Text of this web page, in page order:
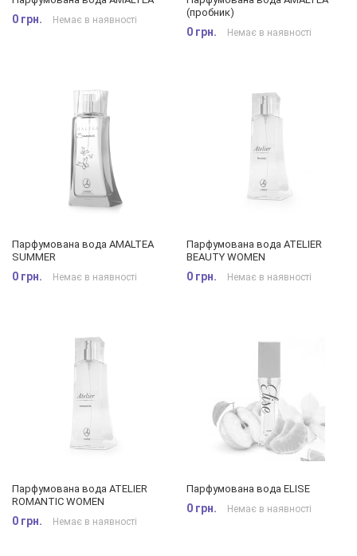
0 грн. Немає в наявності
(пробник)
0 грн. Немає в наявності
Парфумована вода AMALTEA
SUMMER
0 грн. Немає в наявності
Парфумована вода ATELIER
BEAUTY WOMEN
0 грн. Немає в наявності
Парфумована вода ATELIER
ROMANTIC WOMEN
0 грн. Немає в наявності
Парфумована вода ELISE
0 грн. Немає в наявності